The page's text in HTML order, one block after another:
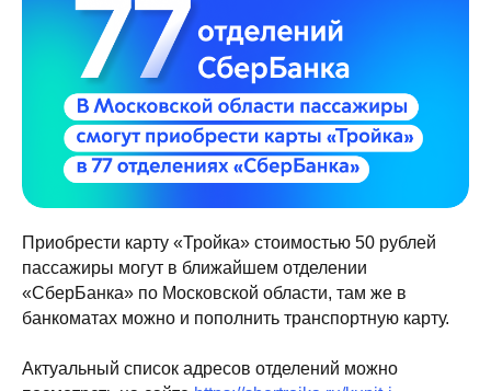
Приобрести карту «Тройка» стоимостью 50 рублей
пассажиры могут в ближайшем отделении
«СберБанка» по Московской области, там же в
банкоматах можно и пополнить транспортную карту.
Актуальный список адресов отделений можно